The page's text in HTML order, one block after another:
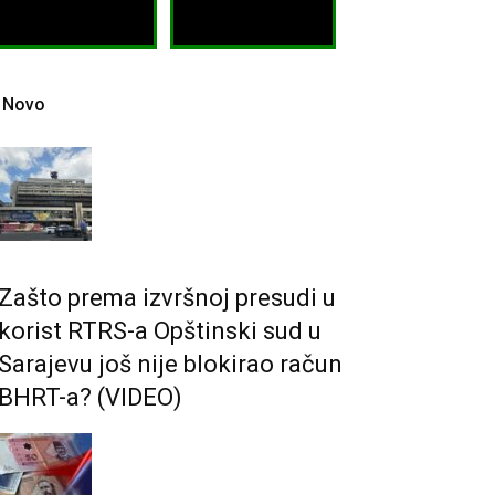
Novo
prema izvršnoj presudi u
RTRS-a Opštinski sud u
još nije blokirao račun
a? (VIDEO)